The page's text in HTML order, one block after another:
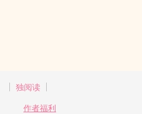
独阅读
作者福利